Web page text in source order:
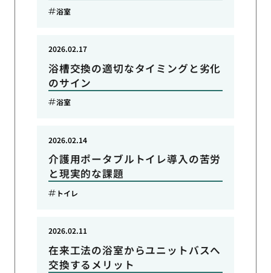
浴室
浴槽交換の適切なタイミングと劣化
のサイン
2026.02.17
浴室
介護用ポータブルトイレ導入の苦労
と現実的な課題
2026.02.14
トイレ
在来工法の浴室からユニットバスへ
交換するメリット
2026.02.11